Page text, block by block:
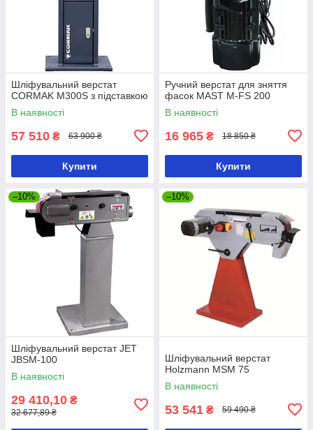
Шліфувальний верстат
CORMAK M300S з підставкою
В наявності
57 510 ₴ 63 900 ₴
Купити
Ручний верстат для зняття
фасок MAST M-FS 200
В наявності
16 965 ₴ 18 850 ₴
Купити
–10%
Шліфувальний верстат JET
JBSM-100
В наявності
29 410,10 ₴
32 677,89 ₴
–10%
Шліфувальний верстат
Holzmann MSM 75
В наявності
53 541 ₴ 59 490 ₴